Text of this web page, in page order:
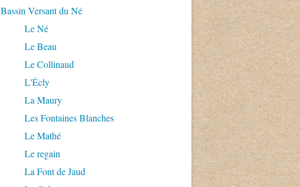
Bassin Versant du Né
Le Né
Le Beau
Le Collinaud
L'Écly
La Maury
Les Fontaines Blanches
Le Mathé
Le regain
La Font de Jaud